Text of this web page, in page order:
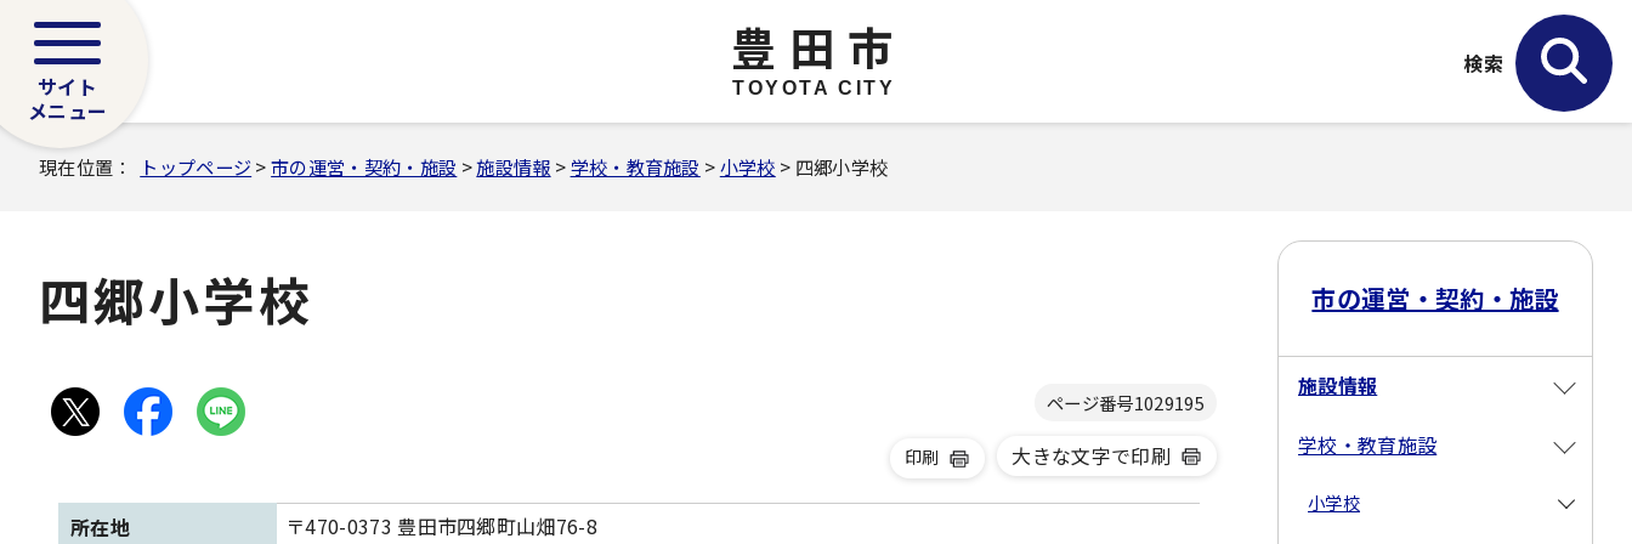
豊田市
TOYOTA CITY
サイト
メニュー
検索
現在位置： トップページ >市の運営・契約・施設 >施設情報 >学校・教育施設 >小学校 > 四郷小学校
四郷小学校
ページ番号1029195
印刷 大きな文字で印刷
所在地 〒470-0373 豊田市四郷町山畑76-8
市の運営・契約・施設
施設情報
学校・教育施設
小学校